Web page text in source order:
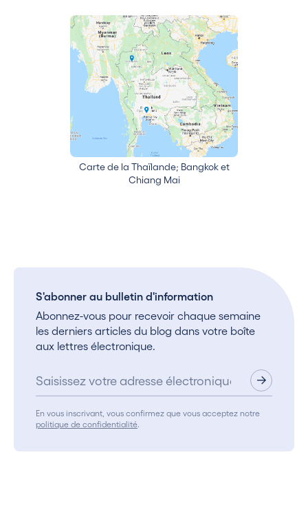
Carte de la Thaïlande; Bangkok et
Chiang Mai
S'abonner au bulletin d'information
Abonnez-vous pour recevoir chaque semaine
les derniers articles du blog dans votre boîte
aux lettres électronique.
En vous inscrivant, vous confirmez que vous acceptez notre
politique de confidentialité.